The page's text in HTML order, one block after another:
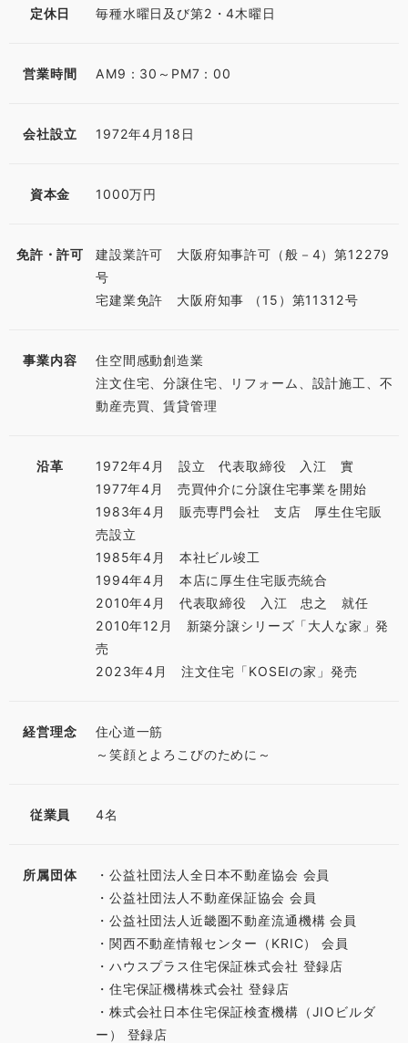
定休日 毎種水曜日及び第2・4木曜日
営業時間 AM9：30～PM7：00
会社設立 1972年4月18日
資本金 1000万円
免許・許可
建設業許可 大阪府知事許可（般－4）第12279
号
宅建業免許 大阪府知事 （15）第11312号
事業内容
住空間感動創造業
注文住宅、分譲住宅、リフォーム、設計施工、不
動産売買、賃貸管理
沿革
1972年4月 設立 代表取締役 入江 實
1977年4月 売買仲介に分譲住宅事業を開始
1983年4月 販売専門会社 支店 厚生住宅販
売設立
1985年4月 本社ビル竣工
1994年4月 本店に厚生住宅販売統合
2010年4月 代表取締役 入江 忠之 就任
2010年12月 新築分譲シリーズ「大人な家」発
売
2023年4月 注文住宅「KOSEIの家」発売
経営理念
住心道一筋
～笑顔とよろこびのために～
従業員 4名
所属団体
・公益社団法人全日本不動産協会 会員
・公益社団法人不動産保証協会 会員
・公益社団法人近畿圏不動産流通機構 会員
・関西不動産情報センター（KRIC） 会員
・ハウスプラス住宅保証株式会社 登録店
・住宅保証機構株式会社 登録店
・株式会社日本住宅保証検査機構（JIOビルダ
ー） 登録店